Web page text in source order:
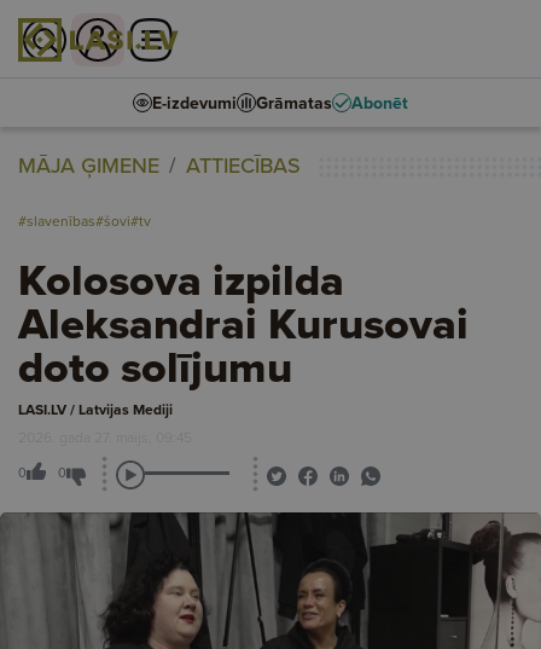
E-izdevumi Grāmatas Abonēt
MĀJA ĢIMENE ATTIECĪBAS
#slavenības#šovi#tv
Kolosova izpilda
Aleksandrai Kurusovai
doto solījumu
LASI.LV / Latvijas Mediji
2026. gada 27. maijs, 09:45
0 0